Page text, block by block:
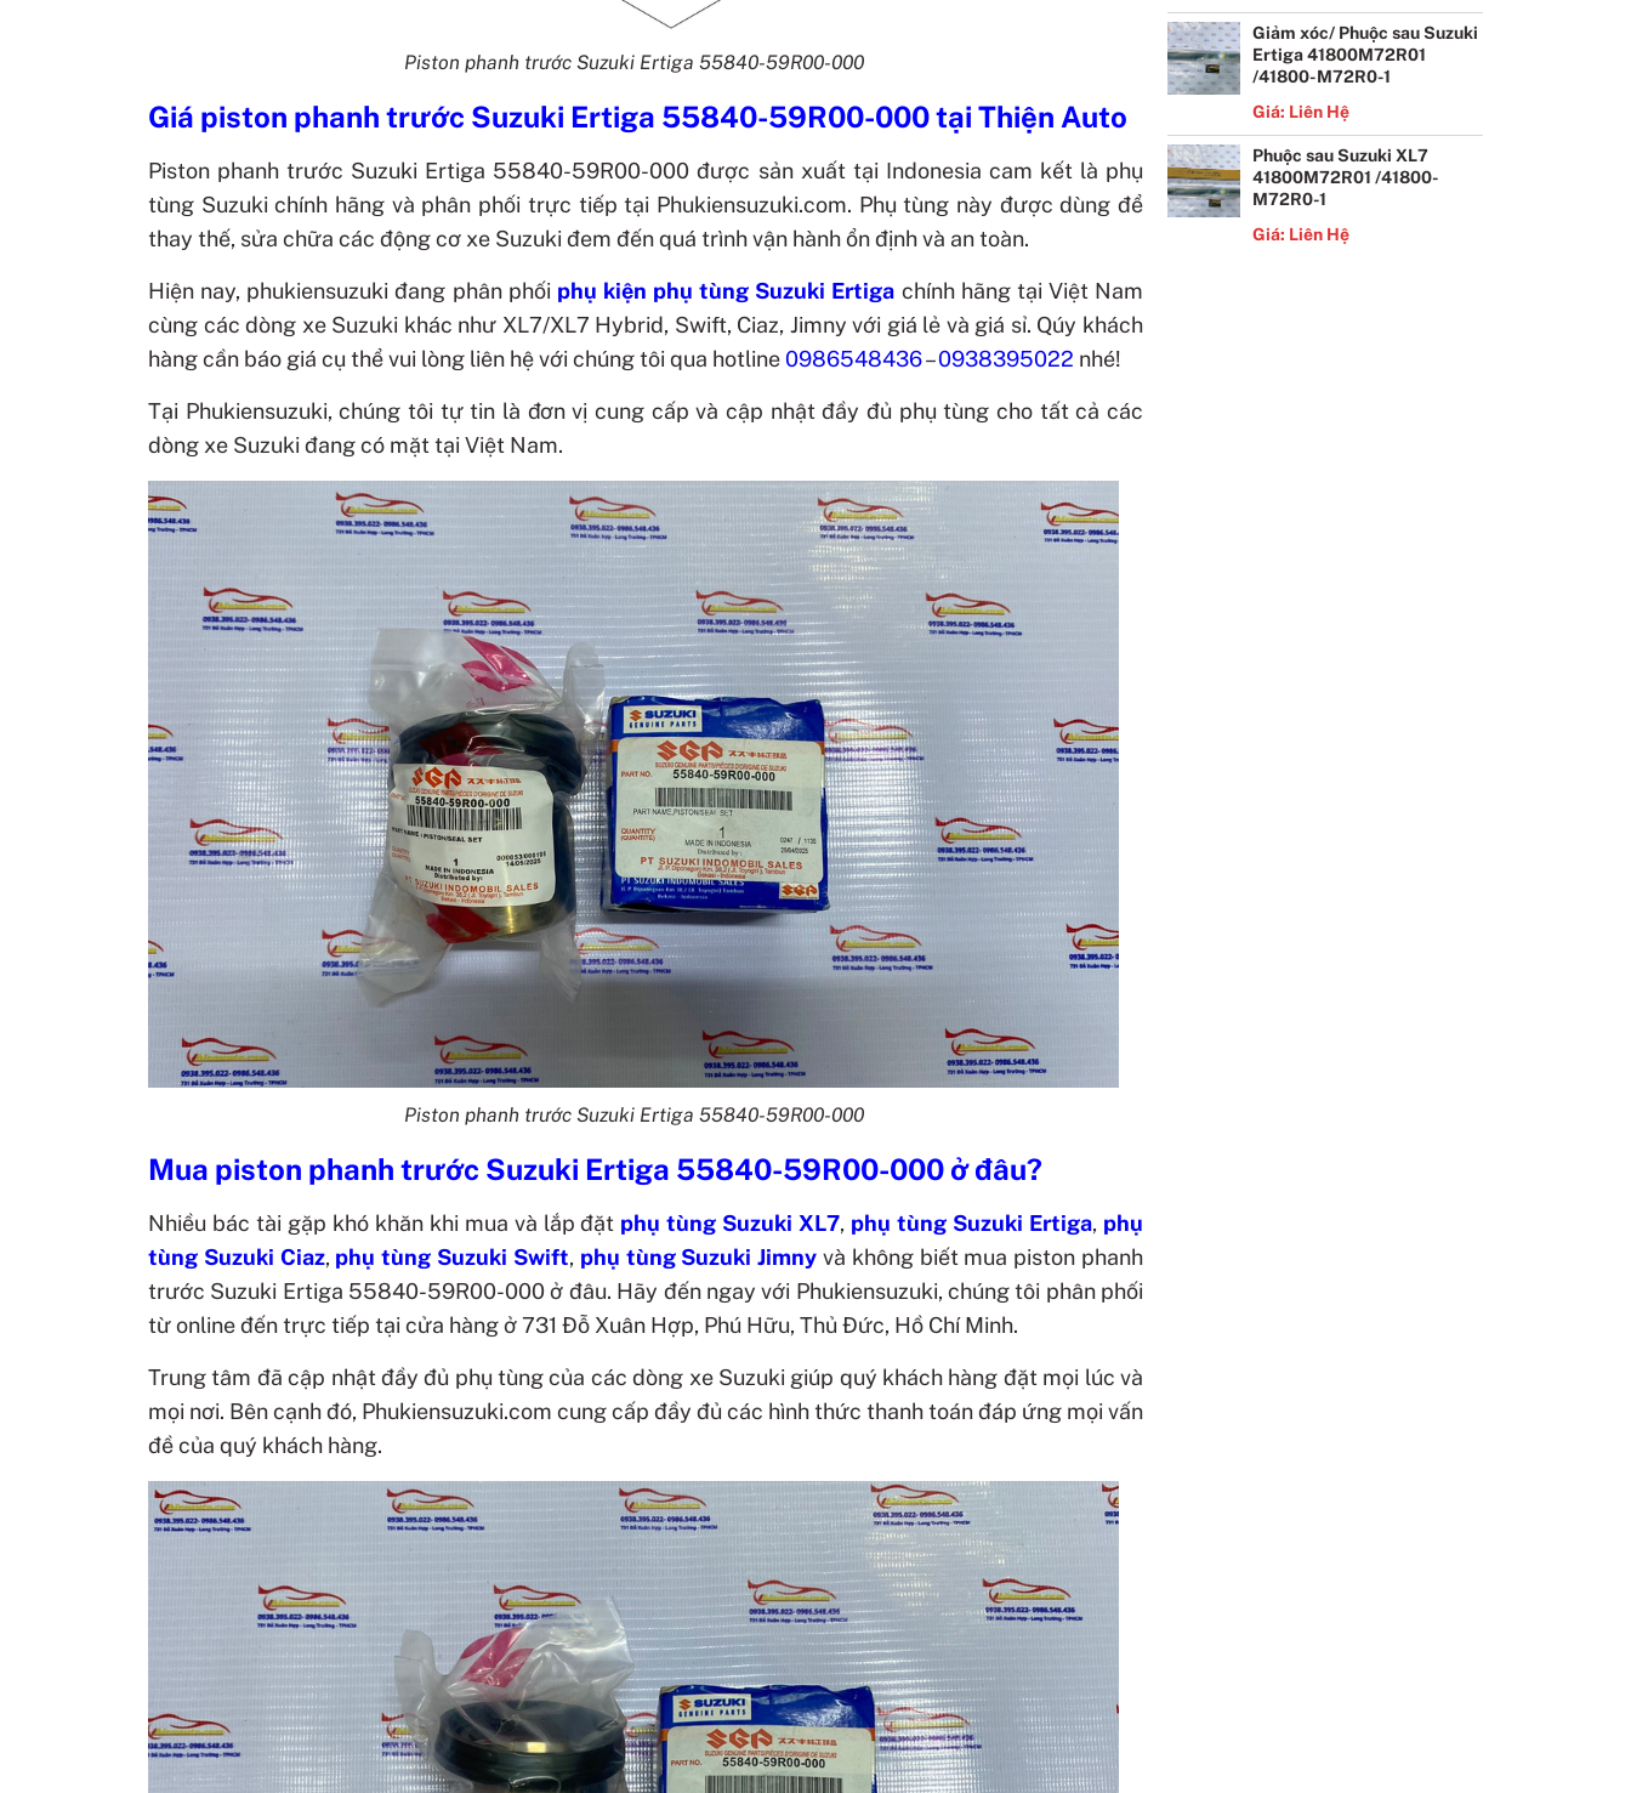
Piston phanh trước Suzuki Ertiga 55840-59R00-000
Giá piston phanh trước Suzuki Ertiga 55840-59R00-000tại Thiện Auto
Piston phanh trước Suzuki Ertiga 55840-59R00-000 được sản xuất tại Indonesia cam kết là phụ
tùng Suzuki chính hãng và phân phối trực tiếp tại Phukiensuzuki.com. Phụ tùng này được dùng để
thay thế, sửa chữa các động cơ xe Suzuki đem đến quá trình vận hành ổn định và an toàn.
Hiện nay, phukiensuzuki đang phân phối phụ kiện phụ tùng Suzuki Ertiga chính hãng tại Việt Nam
cùng các dòng xe Suzuki khác như XL7/XL7 Hybrid, Swift, Ciaz, Jimny với giá lẻ và giá sỉ. Qúy khách
hàng cần báo giá cụ thể vui lòng liên hệ với chúng tôi qua hotline0986548436–0938395022 nhé!
Tại Phukiensuzuki, chúng tôi tự tin là đơn vị cung cấp và cập nhật đầy đủ phụ tùng cho tất cả các
dòng xe Suzuki đang có mặt tại Việt Nam.
Piston phanh trước Suzuki Ertiga 55840-59R00-000
Mua piston phanh trước Suzuki Ertiga 55840-59R00-000 ở đâu?
Nhiều bác tài gặp khó khăn khi mua và lắp đặt phụ tùng Suzuki XL7, phụ tùng Suzuki Ertiga, phụ
tùng Suzuki Ciaz, phụ tùng Suzuki Swift, phụ tùng Suzuki Jimny và không biết mua piston phanh
trước Suzuki Ertiga 55840-59R00-000ở đâu. Hãy đến ngay với Phukiensuzuki, chúng tôi phân phối
từ online đến trực tiếp tại cửa hàng ở 731 Đỗ Xuân Hợp, Phú Hữu, Thủ Đức, Hồ Chí Minh.
Trung tâm đã cập nhật đầy đủ phụ tùng của các dòng xe Suzuki giúp quý khách hàng đặt mọi lúc và
mọi nơi. Bên cạnh đó, Phukiensuzuki.com cung cấp đầy đủ các hình thức thanh toán đáp ứng mọi vấn
đề của quý khách hàng.
Giảm xóc/ Phuộc sau Suzuki
Ertiga 41800M72R01
/41800-M72R0-1
Giá: Liên Hệ
Phuộc sau Suzuki XL7
41800M72R01 /41800-
M72R0-1
Giá: Liên Hệ